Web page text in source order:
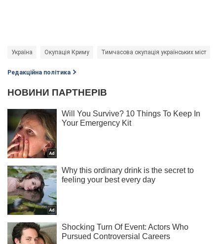
Україна Окупація Криму Тимчасова окупація українських міст
Редакційна політика